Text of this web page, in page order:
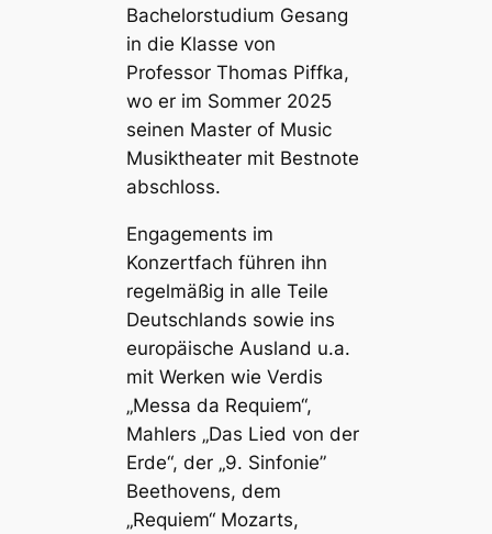
Bachelorstudium Gesang
in die Klasse von
Professor Thomas Piffka,
wo er im Sommer 2025
seinen Master of Music
Musiktheater mit Bestnote
abschloss.
Engagements im
Konzertfach führen ihn
regelmäßig in alle Teile
Deutschlands sowie ins
europäische Ausland u.a.
mit Werken wie Verdis
„Messa da Requiem“,
Mahlers „Das Lied von der
Erde“, der „9. Sinfonie”
Beethovens, dem
„Requiem“ Mozarts,